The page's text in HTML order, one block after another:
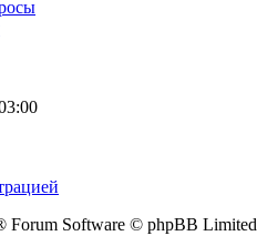
Forum Software © phpBB Limited